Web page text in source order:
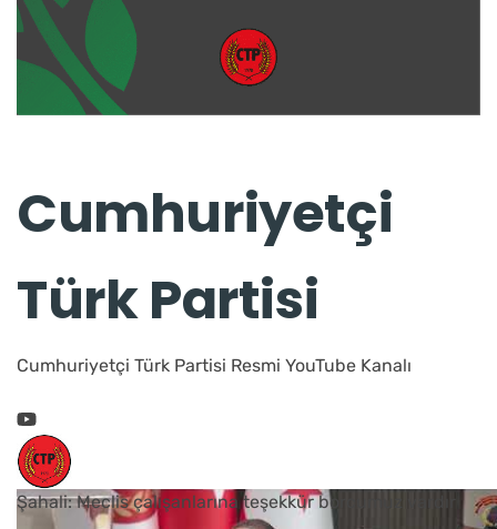
Cumhuriyetçi
Türk Partisi
Cumhuriyetçi Türk Partisi Resmi YouTube Kanalı
Şahali: Meclis çalışanlarına teşekkür borcumuz vardır